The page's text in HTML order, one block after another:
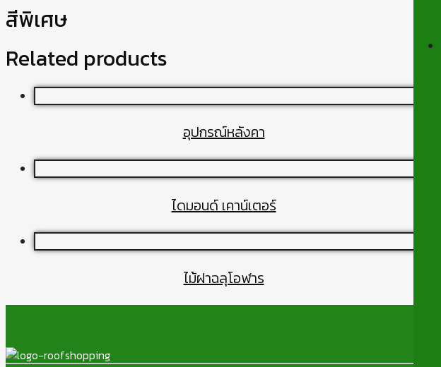
สีพิเศษ
Related products
อุปกรณ์หลังคา
ไดมอนด์ เคาน์เตอร์
ไม้ฝาฉลุโอฬาร